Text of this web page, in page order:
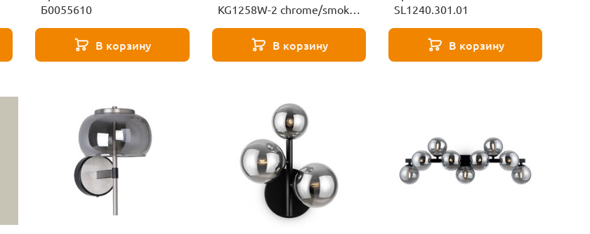
Б0055610
В корзину
KG1258W-2 chrome/smoke
В корзину
SL1240.301.01
В корзину